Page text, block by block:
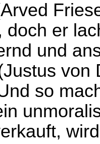
doch er
und
von
so